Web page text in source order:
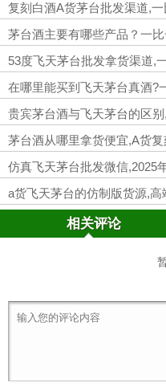
复刻白酒A货茅台批发渠道,
茅台酒主要有哪些产品？一
53度飞天茅台批发拿货渠道,
在哪里能买到飞天茅台真酒?
贵宾茅台酒与飞天茅台的区
茅台酒从哪里拿货便宜,A货
仿真飞天茅台批发微信,2025
a货​飞天茅台的仿制版货源,
相关评论